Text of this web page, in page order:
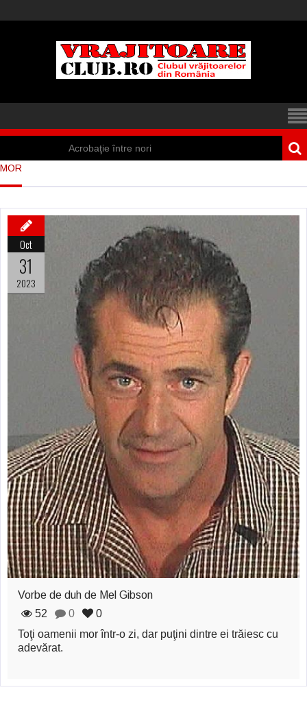
Acrobaţie între nori
de vrăjitoare din
Suedia
Vrăjitoare
zburătoare în Mexic
Magia în Thailanda
Madona lacrimilor
din Siracusa
(Silcilia)
Uimitoarea viaţă a
Teresei Neumann
Derba, un oraş
misterios vizitat şi
de sfântul Petre
Vrăjitorul Merlin şi
regele Arthur
Şi-a vândut soţia
pentru un ritual de
MOR
Oct
31
2023
Vorbe de duh de Mel Gibson
52
0
0
Toţi oamenii mor într-o zi, dar puţini dintre ei trăiesc cu
adevărat.